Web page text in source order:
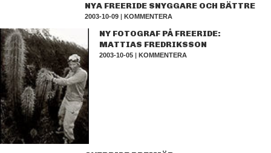
NYA FREERIDE SNYGGARE OCH BÄTTRE
2003-10-09| KOMMENTERA
NY FOTOGRAF PÅ FREERIDE:
MATTIAS FREDRIKSSON
2003-10-05 |KOMMENTERA